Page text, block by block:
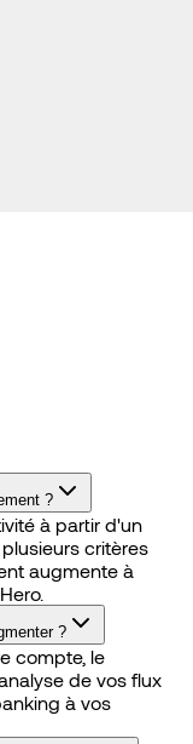
?
à partir d'un
critères
augmente à
?
compte, le
de vos flux
à vos